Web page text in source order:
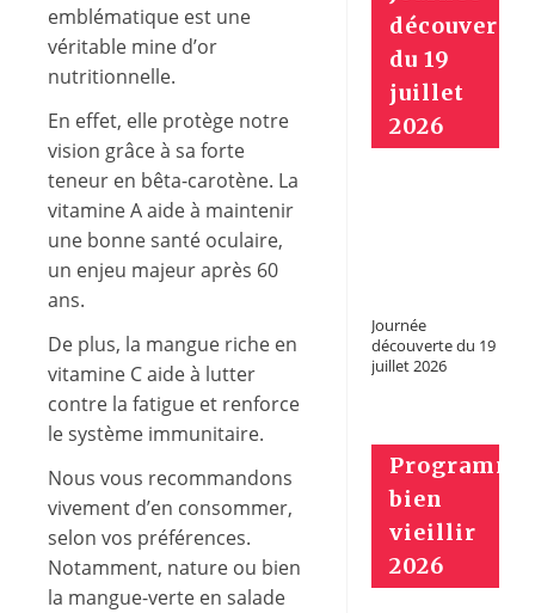
emblématique est une
véritable mine d’or
nutritionnelle.
En effet, elle protège notre
vision grâce à sa forte
teneur en bêta-carotène. La
vitamine A aide à maintenir
une bonne santé oculaire,
un enjeu majeur après 60
ans.
De plus, la mangue riche en
vitamine C aide à lutter
contre la fatigue et renforce
le système immunitaire.
Nous vous recommandons
vivement d’en consommer,
selon vos préférences.
Notamment, nature ou bien
la mangue-verte en salade
découverte
du 19
juillet
2026
Journée
découverte du 19
juillet 2026
Programme
bien
vieillir
2026